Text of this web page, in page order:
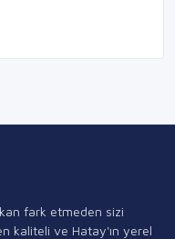
fark etmeden sizi
kaliteli ve Hatay'ın yerel